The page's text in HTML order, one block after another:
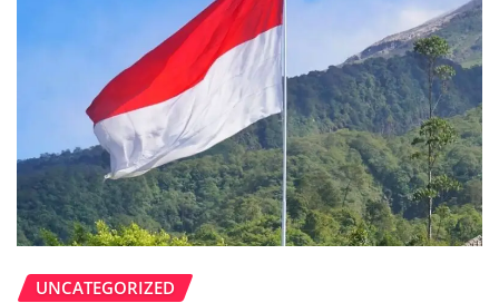
UNCATEGORIZED